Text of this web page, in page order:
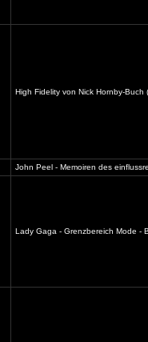
High Fidelity von Nick Hornby-Buch
John Peel - Memoiren des
Lady Gaga - Grenzbereich Mode -